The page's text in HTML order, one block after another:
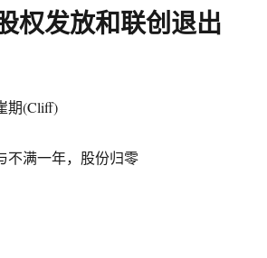
权发放和联创退出
期(Cliff)
不满一年，股份归零